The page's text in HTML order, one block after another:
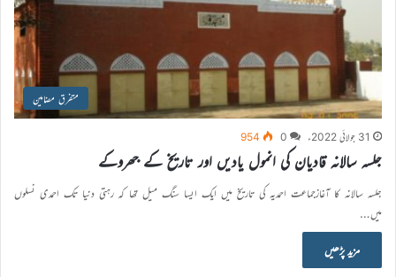
متفرق مضامین
31 جولائی 2022ء 0
954
جلسہ سالانہ قادیان کی انمول یادیں اور تاریخ کے جھروکے
جلسہ سالانہ کا آغازجماعت احمدیہ کی تاریخ میں ایک ایسا سنگ میل تھا کہ رہتی دنیا تک احمدی نسلوں
میں…
مزید پڑھیں